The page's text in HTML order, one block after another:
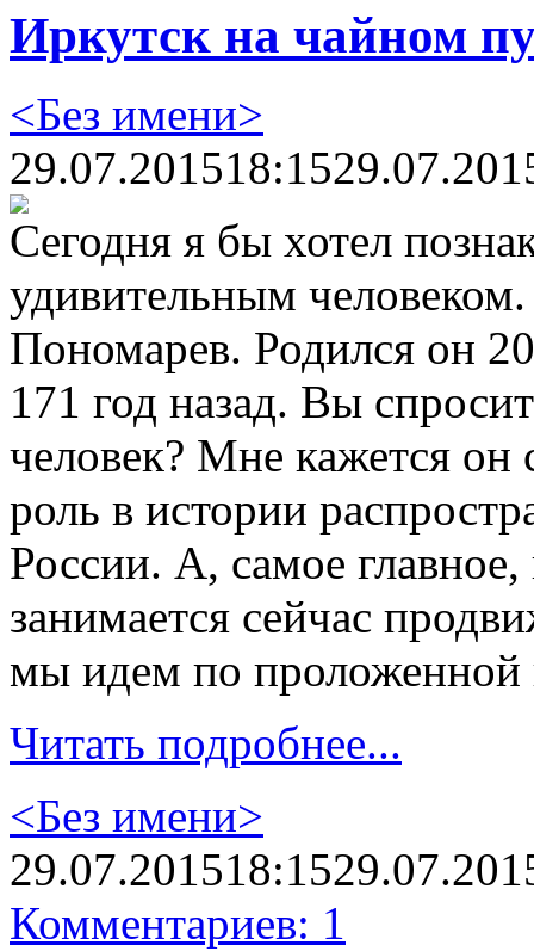
Иркутск на чайном
<Без имени>
29.07.201518:15
Сегодня я бы хотел
удивительным
Пономарев. Родился он
171 год назад. Вы
человек? Мне кажется
роль в истории
России. А, самое
занимается сейчас
мы идем по проложенной
Читать подробнее...
<Без имени>
29.07.201518:15
Комментариев: 1